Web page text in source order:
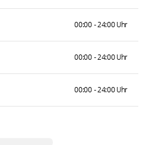
00:00 - 24:00 Uhr
00:00 - 24:00 Uhr
00:00 - 24:00 Uhr